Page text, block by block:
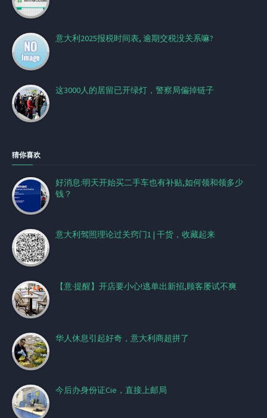
意大利2025报税时间表, 逾期交税没关系嘛?
这3000人的居留已开绿灯，警察局偏掉链子
猜你喜欢
好消息:明天开始买二手车也有补贴,如何领和领多少
钱？
意大利驾照理论过关窍门1 | 干货，收藏起来
【意·提醒】开店要小心!逃单出新招,顾客屡试不爽
华人休息引起好奇，意大利商超拼了
今后办身份证Cie，直接上邮局